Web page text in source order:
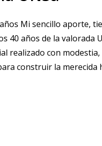
Mi sencillo aporte,
40 años de la valorada
realizado con
construir la merecida
de la UNSa